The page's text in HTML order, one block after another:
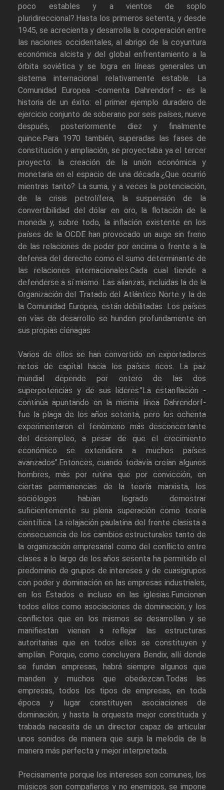
poco estables y a vientos de soplo
pluridireccional?.Hasta los primeros setenta, y desde
1945, se acrecienta y desarrolla la cooperación entre
las naciones occidentales, al abrigo de la coyuntura
económica alcista y del global enfrentamiento a la
órbita soviética y se logra en líneas generales un
sistema internacional relativamente estable. La
Comunidad Europea -comenta Dahrendorf - es la
historia de un éxito: el primer ejemplo duradero de
ejercicio conjunto de soberano por seis países, nueve
después, posteriormente diez y finalmente
quince.Para 1970 también, superadas las fases de
constitución y ampliación, se proyectaba ya el tercer
proyecto: la creación de la unión económica y
monetaria en el espacio de una década.¿Que ocurrió
mientras tanto? La suma, y a veces la potenciación,
de la crisis petrolífera, la suspensión de la
convertibilidad del dólar en oro, la flotación de la
moneda y, sobre todo, la inflación existente en los
países de la OCDE han provocado un auge sin freno
de las relaciones de poder por encima o frente a la
defensa del derecho como el sumo determinante de
las relaciones internacionales.Cada cual tiende a
defenderse a sí mismo. Las alianzas, incluidas la de la
Organización del Tratado del Atlántico Norte y la de
la Comunidad Europea, están debilitadas. Los países
en vías de desarrollo se hunden profundamente en
sus propias ciénagas.
Varios de ellos se han convertido en exportadores
netos de capital hacia los países ricos. La paz
mundial depende por entero de las dos
superpotencias y de sus líderes."La estanflación -
continúa apuntando en la misma línea Dahrendorf-
fue la plaga de los años setenta, pero los ochenta
experimentaron el fenómeno más desconcertante
del desempleo, a pesar de que el crecimiento
económico se extendiera a muchos países
avanzados".Entonces, cuando todavía creían algunos
hombres, más por rutina que por convicción, en
ciertas permanencias de la teoría marxista, los
sociólogos habían logrado demostrar
suficientemente su plena superación como teoría
científica. La relajación paulatina del frente clasista a
consecuencia de los cambios estructurales tanto de
la organización empresarial como del conflicto entre
clases a lo largo de los años sesenta ha permitido el
predominio de grupos de intereses y de cuasigrupos
con poder y dominación en las empresas industriales,
en los Estados e incluso en las iglesias.Funcionan
todos ellos como asociaciones de dominación; y los
conflictos que en los mismos se desarrollan y se
manifiestan vienen a reflejar las estructuras
autoritarias que en todos ellos se constituyen y
amplían. Porque, como concluyera Bendix, allí donde
se fundan empresas, habrá siempre algunos que
manden y muchos que obedezcan.Todas las
empresas, todos los tipos de empresas, en toda
época y lugar constituyen asociaciones de
dominación; y hasta la orquesta mejor constituida y
trabada necesita de un director capaz de articular
unos sonidos de manera que surja la melodía de la
manera más perfecta y mejor interpretada.
Precisamente porque los intereses son comunes, los
músicos son compañeros y no enemigos, se impone